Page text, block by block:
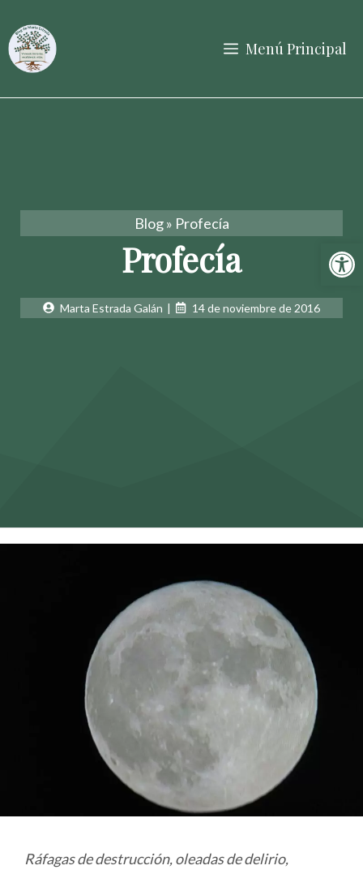
Abrir
al
contenido
Menú Principal
Blog» Profecía
Profecía
Marta Estrada Galán | 14 de noviembre de 2016
Ráfagas de destrucción, oleadas de delirio,